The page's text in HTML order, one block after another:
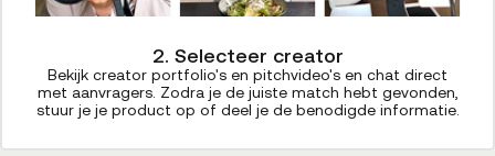
2. Selecteer creator
Bekijk creator portfolio's en pitchvideo's en chat direct
met aanvragers. Zodra je de juiste match hebt gevonden,
stuur je je product op of deel je de benodigde informatie.